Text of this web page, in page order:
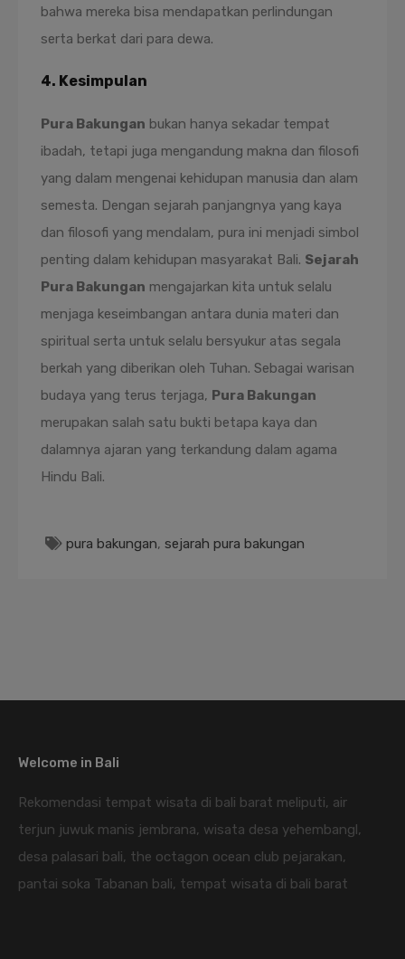
bahwa mereka bisa mendapatkan perlindungan
serta berkat dari para dewa.
4. Kesimpulan
Pura Bakungan bukan hanya sekadar tempat
ibadah, tetapi juga mengandung makna dan filosofi
yang dalam mengenai kehidupan manusia dan alam
semesta. Dengan sejarah panjangnya yang kaya
dan filosofi yang mendalam, pura ini menjadi simbol
penting dalam kehidupan masyarakat Bali. Sejarah
Pura Bakungan mengajarkan kita untuk selalu
menjaga keseimbangan antara dunia materi dan
spiritual serta untuk selalu bersyukur atas segala
berkah yang diberikan oleh Tuhan. Sebagai warisan
budaya yang terus terjaga, Pura Bakungan
merupakan salah satu bukti betapa kaya dan
dalamnya ajaran yang terkandung dalam agama
Hindu Bali.
pura bakungan, sejarah pura bakungan
Welcome in Bali
Rekomendasi tempat wisata di bali barat meliputi, air
terjun juwuk manis jembrana, wisata desa yehembangl,
desa palasari bali, the octagon ocean club pejarakan,
pantai soka Tabanan bali, tempat wisata di bali barat